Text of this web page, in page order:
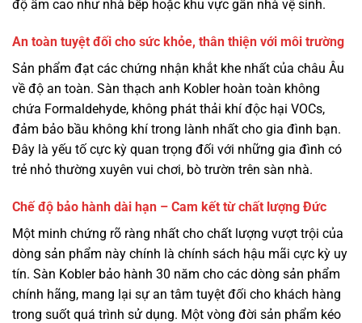
độ ẩm cao như nhà bếp hoặc khu vực gần nhà vệ sinh.
An toàn tuyệt đối cho sức khỏe, thân thiện với môi trường
Sản phẩm đạt các chứng nhận khắt khe nhất của châu Âu
về độ an toàn. Sàn thạch anh Kobler hoàn toàn không
chứa Formaldehyde, không phát thải khí độc hại VOCs,
đảm bảo bầu không khí trong lành nhất cho gia đình bạn.
Đây là yếu tố cực kỳ quan trọng đối với những gia đình có
trẻ nhỏ thường xuyên vui chơi, bò trườn trên sàn nhà.
Chế độ bảo hành dài hạn – Cam kết từ chất lượng Đức
Một minh chứng rõ ràng nhất cho chất lượng vượt trội của
dòng sản phẩm này chính là chính sách hậu mãi cực kỳ uy
tín. Sàn Kobler bảo hành 30 năm cho các dòng sản phẩm
chính hãng, mang lại sự an tâm tuyệt đối cho khách hàng
trong suốt quá trình sử dụng. Một vòng đời sản phẩm kéo